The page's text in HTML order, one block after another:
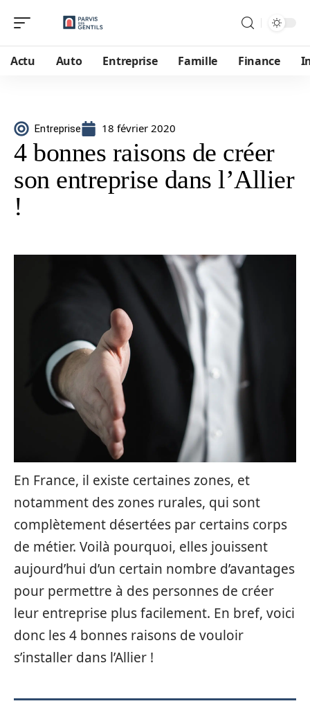
Actu Auto Entreprise Famille Finance
Entreprise 18 février 2020
4 bonnes raisons de créer
son entreprise dans l’Allier
!
En France, il existe certaines zones, et
notamment des zones rurales, qui sont
complètement désertées par certains corps
de métier. Voilà pourquoi, elles jouissent
aujourd’hui d’un certain nombre d’avantages
pour permettre à des personnes de créer
leur entreprise plus facilement. En bref, voici
donc les 4 bonnes raisons de vouloir
s’installer dans l’Allier !